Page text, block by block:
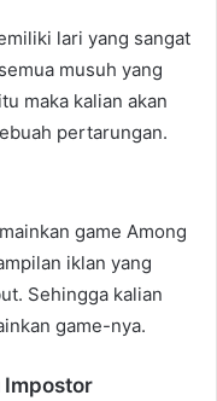
lari yang sangat
musuh yang
maka kalian akan
pertarungan.
game Among
iklan yang
Sehingga kalian
game-nya.
Impostor